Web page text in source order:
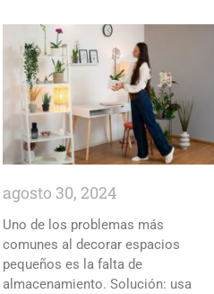
agosto 30, 2024
Uno de los problemas más
comunes al decorar espacios
pequeños es la falta de
almacenamiento. Solución: usa